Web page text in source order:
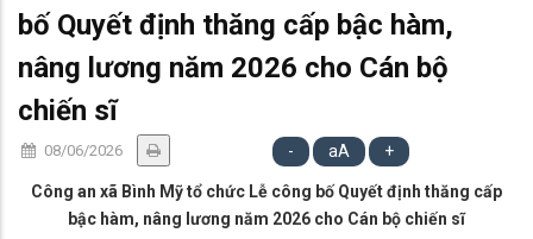
bố Quyết định thăng cấp bậc hàm,
nâng lương năm 2026 cho Cán bộ
chiến sĩ
08/06/2026 - aA +
Công an xã Bình Mỹ tổ chức Lễ công bố Quyết định thăng cấp
bậc hàm, nâng lương năm 2026 cho Cán bộ chiến sĩ